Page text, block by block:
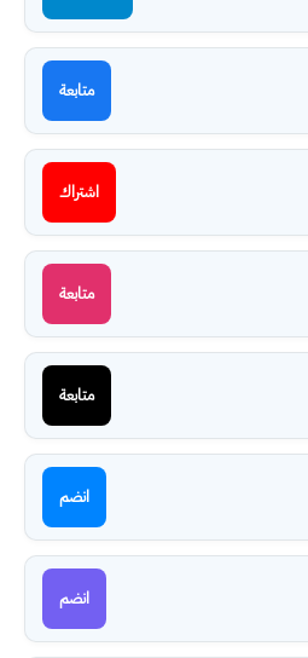
متابعة
اشتراك
متابعة
متابعة
انضم
انضم